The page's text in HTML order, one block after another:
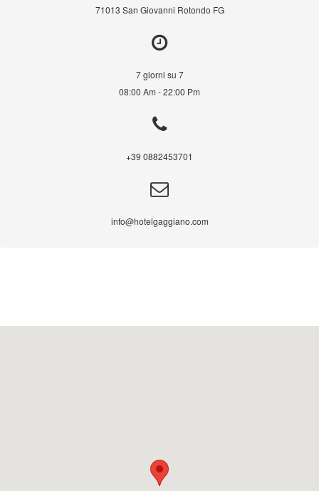
71013 San Giovanni Rotondo FG
7 giorni su 7
08:00 Am - 22:00 Pm
+39 0882453701
info@hotelgaggiano.com